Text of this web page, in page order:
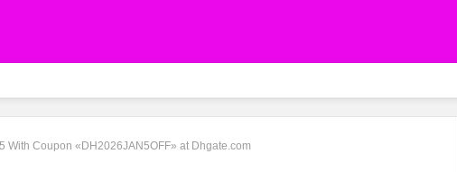
Coupon «DH2026JAN5OFF» at Dhgate.com